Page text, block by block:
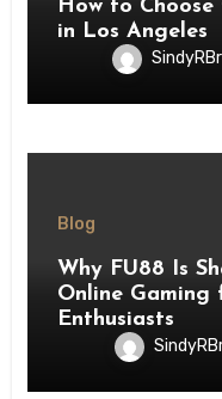
How to
in Los Angeles
Blog
Why FU88 Is
Online Gaming
Enthusiasts